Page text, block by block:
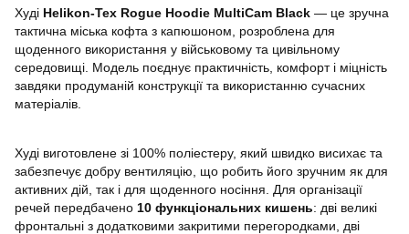
Худі Helikon-Tex Rogue Hoodie MultiCam Black — це зручна
тактична міська кофта з капюшоном, розроблена для
щоденного використання у військовому та цивільному
середовищі. Модель поєднує практичність, комфорт і міцність
завдяки продуманій конструкції та використанню сучасних
матеріалів.
Худі виготовлене зі 100% поліестеру, який швидко висихає та
забезпечує добру вентиляцію, що робить його зручним як для
активних дій, так і для щоденного носіння. Для організації
речей передбачено 10 функціональних кишень: дві великі
фронтальні з додатковими закритими перегородками, дві